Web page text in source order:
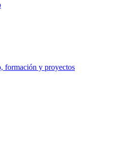
formación y proyectos